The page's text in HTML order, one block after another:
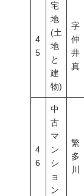
4
5
宅
地
(土
地
と
建
物)
字
仲
井
真
4
6
中
古
マ
ン
シ
ョ
ン
繁
多
川